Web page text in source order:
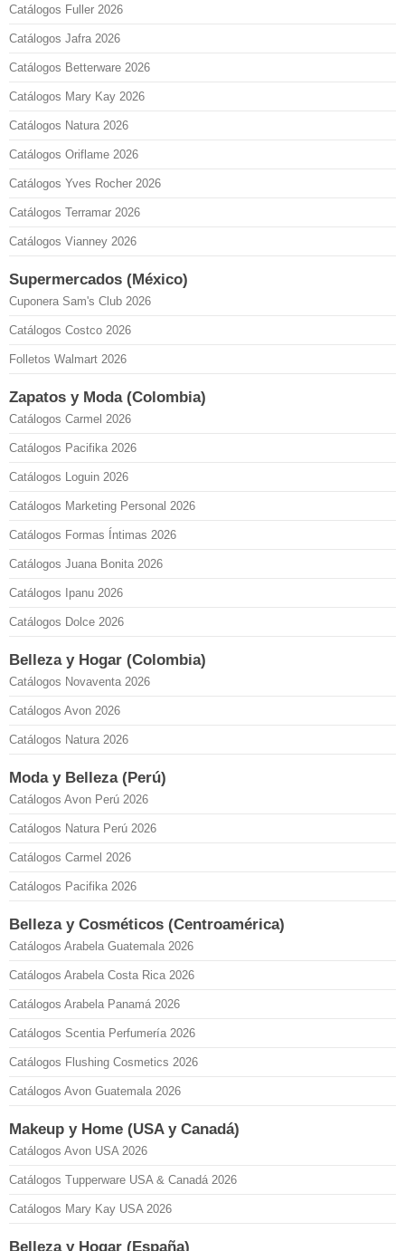
Catálogos Fuller 2026
Catálogos Jafra 2026
Catálogos Betterware 2026
Catálogos Mary Kay 2026
Catálogos Natura 2026
Catálogos Oriflame 2026
Catálogos Yves Rocher 2026
Catálogos Terramar 2026
Catálogos Vianney 2026
Supermercados (México)
Cuponera Sam's Club 2026
Catálogos Costco 2026
Folletos Walmart 2026
Zapatos y Moda (Colombia)
Catálogos Carmel 2026
Catálogos Pacifika 2026
Catálogos Loguin 2026
Catálogos Marketing Personal 2026
Catálogos Formas Íntimas 2026
Catálogos Juana Bonita 2026
Catálogos Ipanu 2026
Catálogos Dolce 2026
Belleza y Hogar (Colombia)
Catálogos Novaventa 2026
Catálogos Avon 2026
Catálogos Natura 2026
Moda y Belleza (Perú)
Catálogos Avon Perú 2026
Catálogos Natura Perú 2026
Catálogos Carmel 2026
Catálogos Pacifika 2026
Belleza y Cosméticos (Centroamérica)
Catálogos Arabela Guatemala 2026
Catálogos Arabela Costa Rica 2026
Catálogos Arabela Panamá 2026
Catálogos Scentia Perfumería 2026
Catálogos Flushing Cosmetics 2026
Catálogos Avon Guatemala 2026
Makeup y Home (USA y Canadá)
Catálogos Avon USA 2026
Catálogos Tupperware USA & Canadá 2026
Catálogos Mary Kay USA 2026
Belleza y Hogar (España)